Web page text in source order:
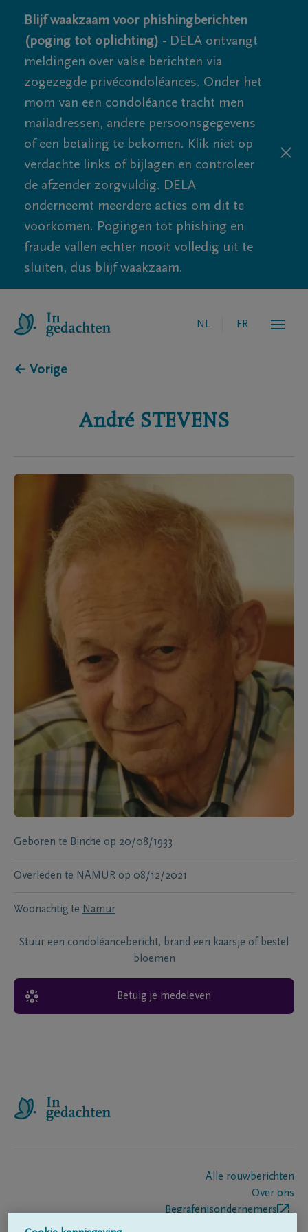
Blijf waakzaam voor phishingberichten
(poging tot oplichting) - DELA ontvangt
meldingen over valse berichten via
zogezegde privécondoléances. Onder het
mom van een condoléance tracht men
mailadressen, andere persoonsgegevens
of een betaling te bekomen. Klik niet op
verdachte links of bijlagen en controleer
de afzender zorgvuldig. DELA
onderneemt meerdere acties om dit te
voorkomen. Pogingen tot phishing en
fraude vallen echter nooit volledig uit te
sluiten, dus blijf waakzaam.
NL FR
← Vorige
André STEVENS
Geboren te Binche op 20/08/1933
Overleden te NAMUR op 08/12/2021
Woonachtig te Namur
Stuur een condoléancebericht, brand een kaarsje of bestel
bloemen
Betuig je medeleven
Alle rouwberichten
Over ons
Begrafenisondernemers